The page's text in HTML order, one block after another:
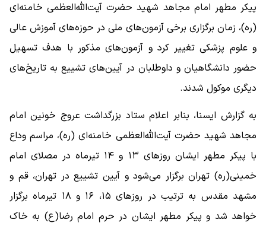
پیکر مطهر امام مجاهد شهید حضرت آیت‌الله‌العظمی خامنه‌ای
(ره)، زمان برگزاری برخی آزمون‌های ملی در حوزه‌های آموزش عالی
و علوم پزشکی تغییر کرد و آزمون‌های مذکور با هدف تسهیل
حضور دانشگاهیان و داوطلبان در آیین‌های تشییع به تاریخ‌های
دیگری موکول شدند.
به گزارش ایسنا، بنابر اعلام ستاد بزرگداشت عروج خونین امام
مجاهد شهید حضرت آیت‌الله‌العظمی خامنه‌ای (ره)، مراسم وداع
با پیکر مطهر ایشان روزهای ۱۳ و ۱۴ تیرماه در مصلای امام
خمینی(ره) تهران برگزار می‌شود و آیین تشییع در تهران، قم و
مشهد مقدس به ترتیب در روزهای ۱۵، ۱۶ و ۱۸ تیرماه برگزار
خواهد شد و پیکر مطهر ایشان در حرم امام رضا(ع) به خاک